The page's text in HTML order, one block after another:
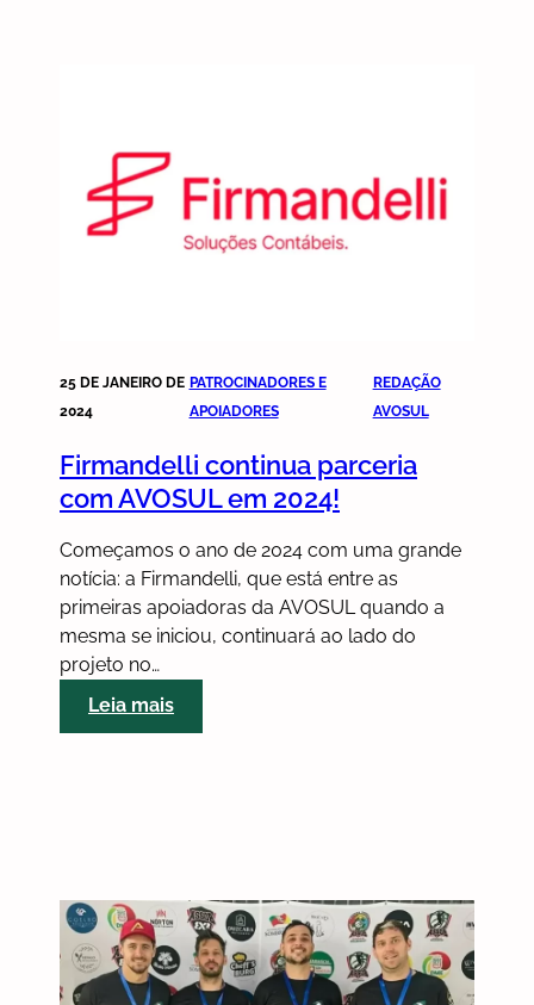
25 DE JANEIRO DE
2024
PATROCINADORES E
APOIADORES
REDAÇÃO
AVOSUL
Firmandelli continua parceria
com AVOSUL em 2024!
Começamos o ano de 2024 com uma grande
notícia: a Firmandelli, que está entre as
primeiras apoiadoras da AVOSUL quando a
mesma se iniciou, continuará ao lado do
projeto no…
Leia mais:
Firmandelli
2024!